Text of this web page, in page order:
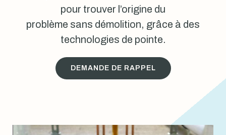
pour trouver l’origine du
problème sans démolition, grâce à des
technologies de pointe.
DEMANDE DE RAPPEL